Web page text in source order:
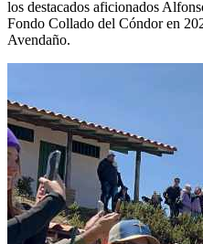
los destacados aficionados
Fondo Collado del Cóndor en
Avendaño.